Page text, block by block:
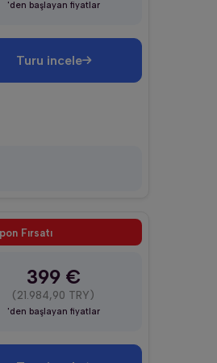
'den başlayan fiyatlar
Turu incele
Fırsatı
399 €
(21.984,90 TRY)
'den başlayan fiyatlar